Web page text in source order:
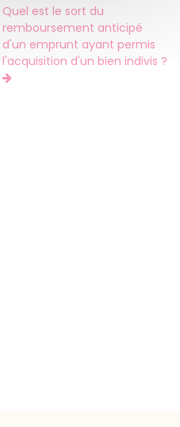
Quel est le sort du
remboursement anticipé
d'un emprunt ayant permis
l'acquisition d'un bien indivis ?